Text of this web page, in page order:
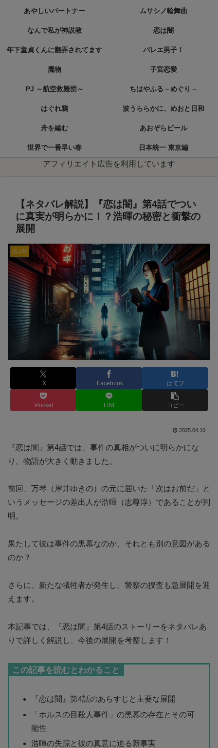
あやしいパートナー ムサシノ輪舞曲
なんで私が神説教 恋は闇
年下童貞くんに翻弄されてます バレエ男子！
魔物 子宮恋愛
PJ ～航空救難団～ ちはやふる－めぐり－
はぐれ鴉 波うららかに、めおと日和
舟を編む あおぞらビール
世界で一番早い春 日本統一 東京編
アフィリエイト広告を利用しています
【ネタバレ解説】『恋は闇』第4話でつい
に真実が明らかに！？浩暉の秘密と衝撃の
展開
恋は闇
X Facebook はてブ
Pocket LINE コピー
2025.04.10
『恋は闇』第4話では、事件の真相がついに明らかにな
り、物語が大きく動きました。
前回、万琴（岸井ゆきの）の元に届いた「次はお前だ」と
いうメッセージの差出人が浩暉（志尊淳）であることが判
明。
果たして彼は事件の黒幕なのか、それとも別の意図がある
のか？
さらに、新たな犠牲者が発生し、警察の捜査も急展開を迎
えます。
本記事では、『恋は闇』第4話のストーリーをネタバレあ
りで詳しく解説し、今後の展開を考察します！
この記事を読むとわかること
『恋は闇』第4話のあらすじと主要な展開
「ホルスの目殺人事件」の黒幕の存在とその可
能性
浩暉の失踪と彼の真意に迫る新事実